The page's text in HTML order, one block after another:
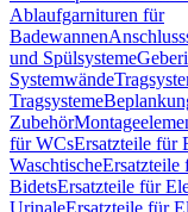
Ablaufgarnituren für
Badewannen
und Spülsysteme
Systemwände
Tragsysteme
Zubehör
für WCsErsatzteile für
WaschtischeErsatzteile
BidetsErsatzteile für
UrinaleErsatzteile für